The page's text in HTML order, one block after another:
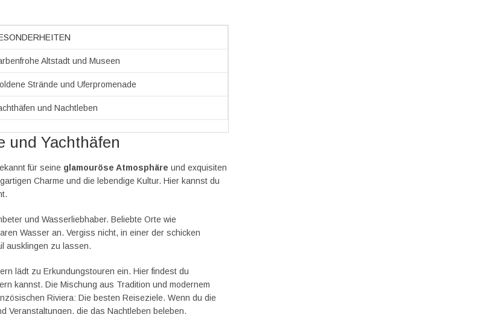
Altstadt und Museen
Strände und Uferpromenade
und Nachtleben
und Yachthäfen
für seine glamouröse Atmosphäre und exquisiten
Charme und die lebendige Kultur. Hier kannst du
und Wasserliebhaber. Beliebte Orte wie
Wasser an. Vergiss nicht, in einer der schicken
ausklingen zu lassen.
lädt zu Erkundungstouren ein. Hier findest du
kannst. Die Mischung aus Tradition und modernem
Riviera: Die besten Reiseziele. Wenn du die
Veranstaltungen, die das Nachtleben beleben.